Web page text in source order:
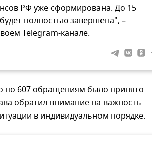
РФ уже сформирована. До 15
полностью завершена", –
Telegram-канале.
по 607 обращениям было принято
обратил внимание на важность
в индивидуальном порядке.